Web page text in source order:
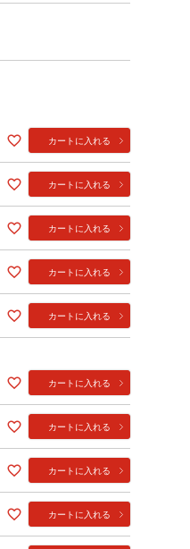
カートに入れる
カートに入れる
カートに入れる
カートに入れる
カートに入れる
カートに入れる
カートに入れる
カートに入れる
カートに入れる